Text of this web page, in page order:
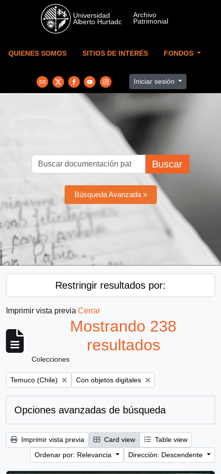
Skip to main content
QUIENES SOMOS SITIOS DE INTERÉS FONDOS
Iniciar sesión
Buscar
Búsqueda Avanzada »
Restringir resultados por:
Imprimir vista previa Cerrar
Mostrando 238
resultados
Colecciones
Remove filter:
Temuco (Chile) Remove filter:
Con objetos digitales
Opciones avanzadas de búsqueda
Imprimir vista previa Card view
Table view
Ordenar por: Relevancia
Dirección: Descendente